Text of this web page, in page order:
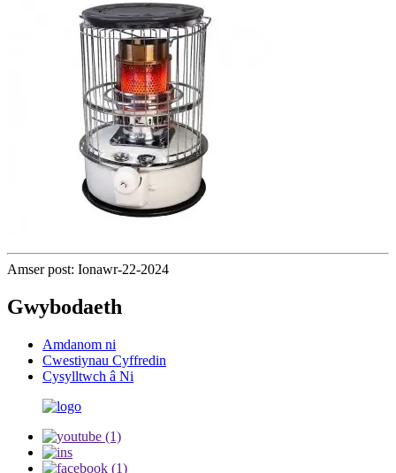
Amser post: Ionawr-22-2024
Gwybodaeth
Amdanom ni
Cwestiynau Cyffredin
Cysylltwch â Ni